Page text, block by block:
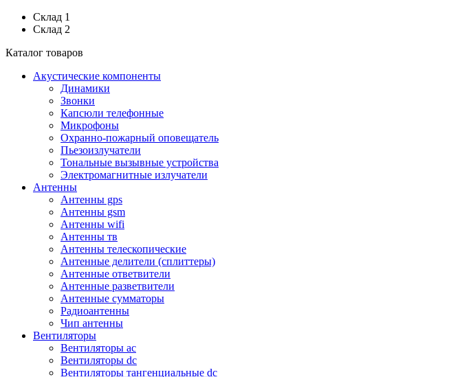
Склад 1
Склад 2
Каталог товаров
Акустические компоненты
Динамики
Звонки
Капсюли телефонные
Микрофоны
Охранно-пожарный оповещатель
Пьезоизлучатели
Тональные вызывные устройства
Электромагнитные излучатели
Антенны
Антенны gps
Антенны gsm
Антенны wifi
Антенны тв
Антенны телескопические
Антенные делители (сплиттеры)
Антенные ответвители
Антенные разветвители
Антенные сумматоры
Радиоантенны
Чип антенны
Вентиляторы
Вентиляторы ac
Вентиляторы dc
Вентиляторы тангенциальные dc